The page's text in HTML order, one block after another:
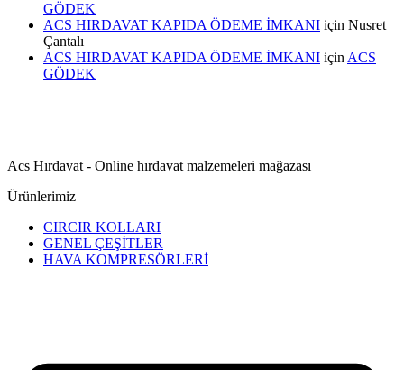
GÖDEK
ACS HIRDAVAT KAPIDA ÖDEME İMKANI için Nusret
Çantalı
ACS HIRDAVAT KAPIDA ÖDEME İMKANI için ACS
GÖDEK
Acs Hırdavat - Online hırdavat malzemeleri mağazası
Ürünlerimiz
CIRCIR KOLLARI
GENEL ÇEŞİTLER
HAVA KOMPRESÖRLERİ